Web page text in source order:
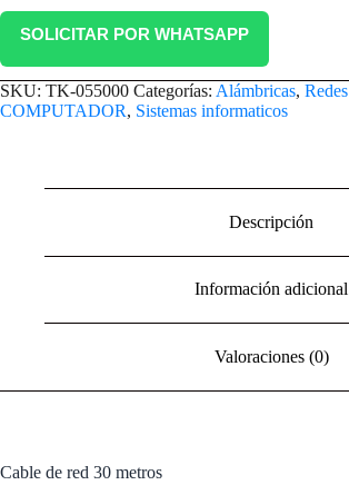
SOLICITAR POR WHATSAPP
SKU: TK-055000 Categorías: Alámbricas, Redes
COMPUTADOR, Sistemas informaticos
Descripción
Información adicional
Valoraciones (0)
Cable de red 30 metros